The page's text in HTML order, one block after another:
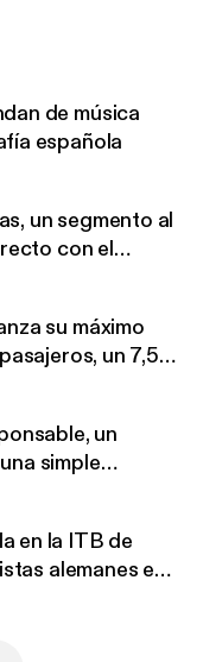
un pequeño
y
como Fitur
ventana con la
firma invitada'
de música
española
un segmento al
con el
su máximo
un 7,5%
un
simple
calidad
en la ITB de
alemanes en